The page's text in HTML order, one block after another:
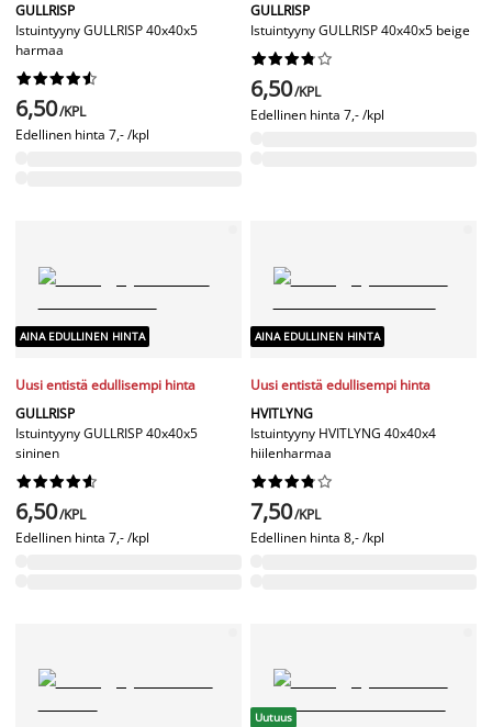
GULLRISP
Istuintyyny GULLRISP 40x40x5
harmaa






6,50/KPL
Edellinen hinta 7,- /kpl
GULLRISP
Istuintyyny GULLRISP 40x40x5 beige






6,50/KPL
Edellinen hinta 7,- /kpl
AINA EDULLINEN HINTA
Uusi entistä edullisempi hinta
GULLRISP
Istuintyyny GULLRISP 40x40x5
sininen






6,50/KPL
Edellinen hinta 7,- /kpl
AINA EDULLINEN HINTA
Uusi entistä edullisempi hinta
HVITLYNG
Istuintyyny HVITLYNG 40x40x4
hiilenharmaa






7,50/KPL
Edellinen hinta 8,- /kpl
Uutuus